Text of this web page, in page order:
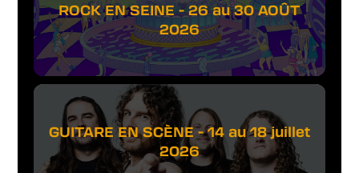
ROCK EN SEINE - 26 au 30 AOÛT
2026
GUITARE EN SCÈNE - 14 au 18 juillet
2026